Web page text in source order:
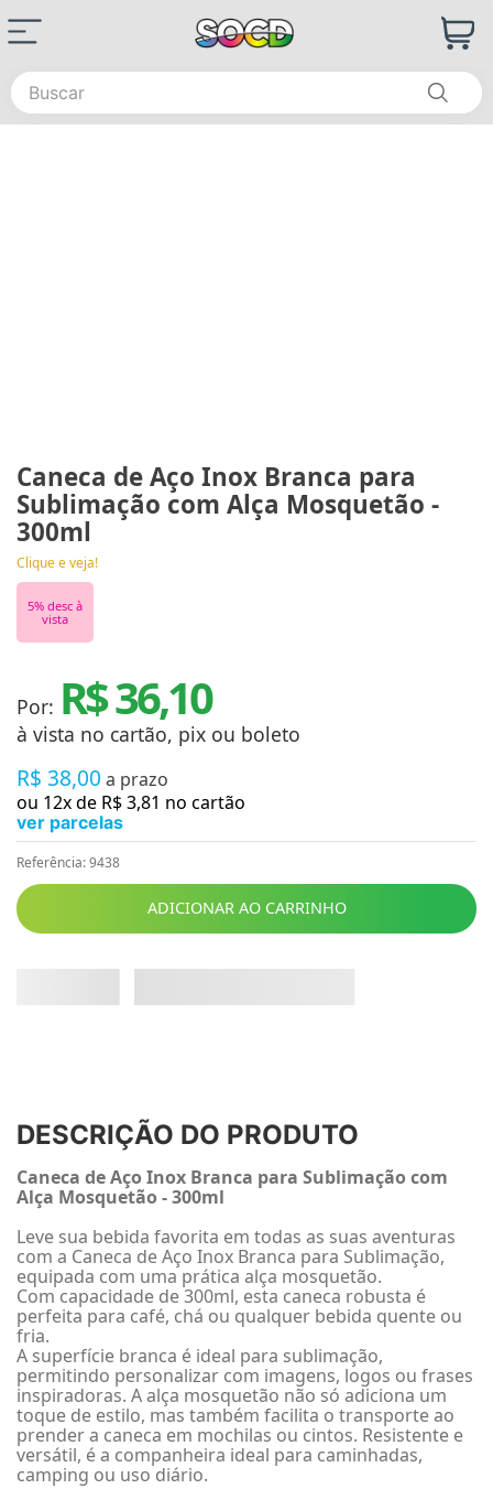
Buscar
Caneca de Aço Inox Branca para
Sublimação com Alça Mosquetão -
300ml
Clique e veja!
5% desc à
vista
Por: R$ 36,10
à vista no cartão, pix ou boleto
R$ 38,00 a prazo
ou 12x de R$3,81 no cartão
ver parcelas
Referência:9438
ADICIONAR AO CARRINHO
DESCRIÇÃO DO PRODUTO
Caneca de Aço Inox Branca para Sublimação com
Alça Mosquetão - 300ml
Leve sua bebida favorita em todas as suas aventuras
com a Caneca de Aço Inox Branca para Sublimação,
equipada com uma prática alça mosquetão.
Com capacidade de 300ml, esta caneca robusta é
perfeita para café, chá ou qualquer bebida quente ou
fria.
A superfície branca é ideal para sublimação,
permitindo personalizar com imagens, logos ou frases
inspiradoras. A alça mosquetão não só adiciona um
toque de estilo, mas também facilita o transporte ao
prender a caneca em mochilas ou cintos. Resistente e
versátil, é a companheira ideal para caminhadas,
camping ou uso diário.